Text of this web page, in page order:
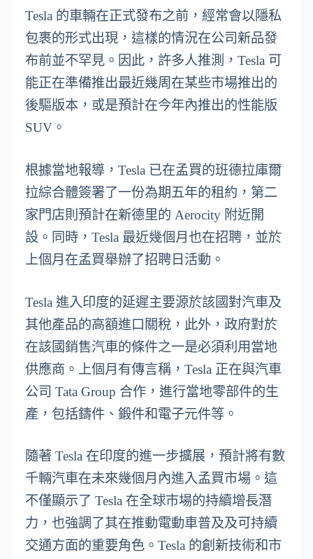
Tesla 的車輛在正式發布之前，經常會以隱私
包裹的形式出現，這樣的情況在公司新品發
布前並不罕見。因此，許多人推測，Tesla 可
能正在準備推出最近幾周在某些市場推出的
後驅版本，或是預計在今年內推出的性能版
SUV。
根據當地報導，Tesla 已在孟買的班德拉庫爾
拉綜合體簽署了一份為期五年的租約，第二
家門店則預計在新德里的 Aerocity 附近開
設。同時，Tesla 最近幾個月也在招聘，並於
上個月在孟買舉辦了招聘日活動。
Tesla 進入印度的延遲主要源於該國對汽車及
其他產品的高額進口關稅，此外，政府對於
在該國銷售汽車的條件之一是必須利用當地
供應商。上個月有傳言稱，Tesla 正在與汽車
公司 Tata Group 合作，進行當地零部件的生
產，包括鑄件、鍛件和電子元件等。
隨著 Tesla 在印度的進一步擴展，預計將有數
千輛汽車在未來幾個月內進入孟買市場。這
不僅顯示了 Tesla 在全球市場的持續增長潛
力，也強調了其在推動電動車普及及可持續
交通方面的重要角色。Tesla 的創新技術和市